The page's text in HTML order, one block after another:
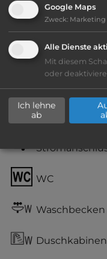
Lage: schön
kiesig, harter
Grasgelände,
WC
Google Maps
Zweck: Marketing
Alle Dienste
Mit diesem
oder
Ich lehne
ab